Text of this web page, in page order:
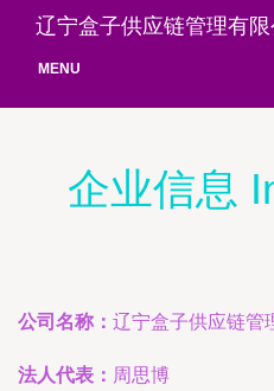
辽宁盒子供应链管理有限
MENU
企业信息
公司名称： 辽宁盒子供应链管
法人代表： 周思博